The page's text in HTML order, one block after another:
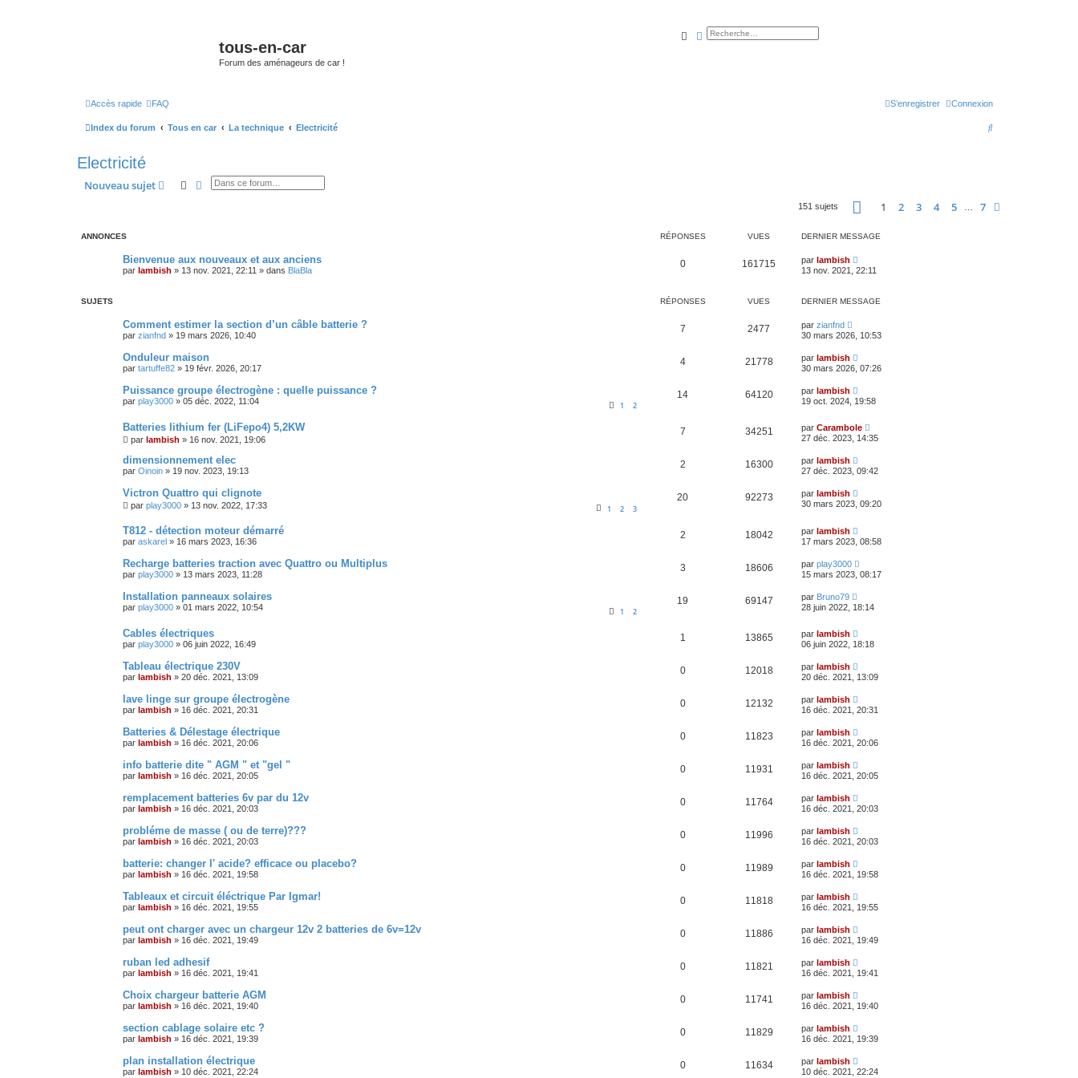
tous-en-car
Forum des aménageurs de car !
Rechercher
Recherche avancée
Accès rapide FAQ Connexion
S’enregistrer
Index du forum Tous en car La technique Electricité
R
e
Electricité
Nouveau sujet Rechercher
Recherche avancée
151 sujets Page sur7
1 2 3 4 5 7
ANNONCES RÉPONSES VUES DERNIER MESSAGE
Bienvenue aux nouveaux et aux anciens
par lambish » 13 nov. 2021, 22:11 » dans BlaBla
0 161715 par lambish
13 nov. 2021, 22:11
SUJETS RÉPONSES VUES DERNIER MESSAGE
Comment estimer la section d’un câble batterie ?
par zianfnd » 19 mars 2026, 10:40
7 2477 par zianfnd
30 mars 2026, 10:53
Onduleur maison
par tartuffe82 » 19 févr. 2026, 20:17
4 21778 par lambish
30 mars 2026, 07:26
Puissance groupe électrogène : quelle puissance ?
par play3000 » 05 déc. 2022, 11:04 1 2
14 64120 par lambish
19 oct. 2024, 19:58
Batteries lithium fer (LiFepo4) 5,2KW
par lambish » 16 nov. 2021, 19:06
7 34251 par Carambole
27 déc. 2023, 14:35
dimensionnement elec
par Oinoin » 19 nov. 2023, 19:13
2 16300 par lambish
27 déc. 2023, 09:42
Victron Quattro qui clignote
par play3000 » 13 nov. 2022, 17:33 1 2 3
20 92273 par lambish
30 mars 2023, 09:20
T812 - détection moteur démarré
par askarel » 16 mars 2023, 16:36
2 18042 par lambish
17 mars 2023, 08:58
Recharge batteries traction avec Quattro ou Multiplus
par play3000 » 13 mars 2023, 11:28
3 18606 par play3000
15 mars 2023, 08:17
Installation panneaux solaires
par play3000 » 01 mars 2022, 10:54 1 2
19 69147 par Bruno79
28 juin 2022, 18:14
Cables électriques
par play3000 » 06 juin 2022, 16:49
1 13865 par lambish
06 juin 2022, 18:18
Tableau électrique 230V
par lambish » 20 déc. 2021, 13:09
0 12018 par lambish
20 déc. 2021, 13:09
lave linge sur groupe électrogène
par lambish » 16 déc. 2021, 20:31
0 12132 par lambish
16 déc. 2021, 20:31
Batteries & Délestage électrique
par lambish » 16 déc. 2021, 20:06
0 11823 par lambish
16 déc. 2021, 20:06
info batterie dite " AGM " et "gel "
par lambish » 16 déc. 2021, 20:05
0 11931 par lambish
16 déc. 2021, 20:05
remplacement batteries 6v par du 12v
par lambish » 16 déc. 2021, 20:03
0 11764 par lambish
16 déc. 2021, 20:03
probléme de masse ( ou de terre)???
par lambish » 16 déc. 2021, 20:03
0 11996 par lambish
16 déc. 2021, 20:03
batterie: changer l' acide? efficace ou placebo?
par lambish » 16 déc. 2021, 19:58
0 11989 par lambish
16 déc. 2021, 19:58
Tableaux et circuit éléctrique Par Igmar!
par lambish » 16 déc. 2021, 19:55
0 11818 par lambish
16 déc. 2021, 19:55
peut ont charger avec un chargeur 12v 2 batteries de 6v=12v
par lambish » 16 déc. 2021, 19:49
0 11886 par lambish
16 déc. 2021, 19:49
ruban led adhesif
par lambish » 16 déc. 2021, 19:41
0 11821 par lambish
16 déc. 2021, 19:41
Choix chargeur batterie AGM
par lambish » 16 déc. 2021, 19:40
0 11741 par lambish
16 déc. 2021, 19:40
section cablage solaire etc ?
par lambish » 16 déc. 2021, 19:39
0 11829 par lambish
16 déc. 2021, 19:39
plan installation électrique
par lambish » 10 déc. 2021, 22:24
0 11634 par lambish
10 déc. 2021, 22:24